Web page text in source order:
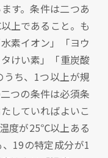
す。条件は二つあ
上であること。も
素イオン」「ヨウ
けい素」「重炭酸
ち、1つ以上が規
つの条件は必須条
していればよいこ
度が25℃以上ある
19の特定成分が1